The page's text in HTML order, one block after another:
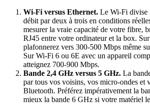
Wi-Fi versus Ethernet. Le Wi-Fi divise
débit par deux à trois en conditions
mesurer la vraie capacité de votre fibre,
RJ45 entre votre ordinateur et la box.
plafonnerez vers 300-500 Mbps même
Sur Wi-Fi 6 ou 6E avec un appareil
atteignez 700-900 Mbps.
Bande 2,4 GHz versus 5 GHz. La
par tous vos voisins, vos micro-ondes et
Bluetooth. Préférez impérativement la
mieux la bande 6 GHz si votre matériel